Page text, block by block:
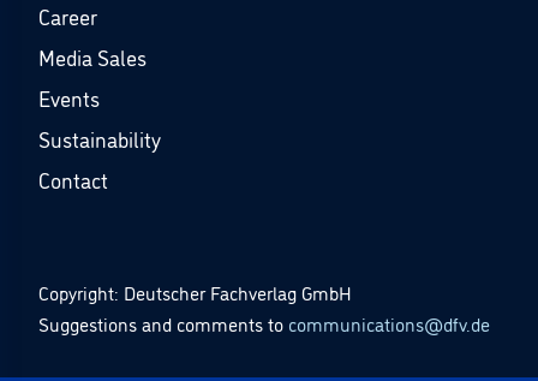
Career
Media Sales
Events
Sustainability
Contact
Copyright: Deutscher Fachverlag GmbH
Suggestions and comments to communications@dfv.de